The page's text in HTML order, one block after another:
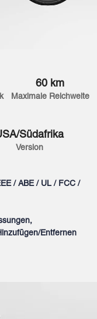
60 km
Maximale Reichweite
Südafrika
Version
/ ABE / UL / FCC /
Entfernen